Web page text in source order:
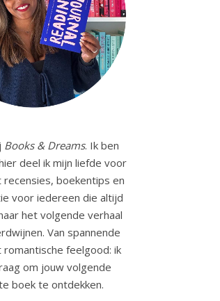
Books & Dreams. Ik ben
deel ik mijn liefde voor
boekentips en
voor iedereen die altijd
het volgende verhaal
Van spannende
feelgood: ik
om jouw volgende
boek te ontdekken.